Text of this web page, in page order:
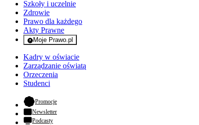
Szkoły i uczelnie
Zdrowie
Prawo dla każdego
Akty Prawne
Moje Prawo.pl
- rejestracja i logowanie do serwisu
Kadry w oświacie
Zarządzanie oświatą
Orzeczenia
Studenci
Promocje- otwiera się w nowej karcie
Newsletter
Podcasty